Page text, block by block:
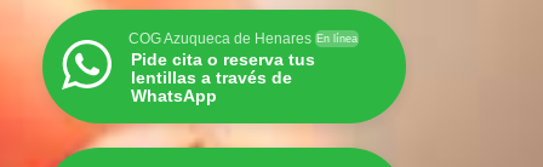
COG Azuqueca de Henares En línea
Pide cita o reserva tus
lentillas a través de
WhatsApp